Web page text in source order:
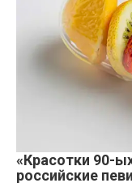
«Красотки 90-
российские